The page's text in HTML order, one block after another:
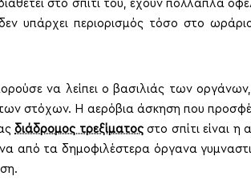
στο σπίτι του, έχουν πολλαπλά
υπάρχει περιορισμός τόσο στο
να λείπει ο βασιλιάς των
στόχων. Η αερόβια άσκηση που
διάδρομος τρεξίματος στο σπίτι είναι
από τα δημοφιλέστερα όργανα